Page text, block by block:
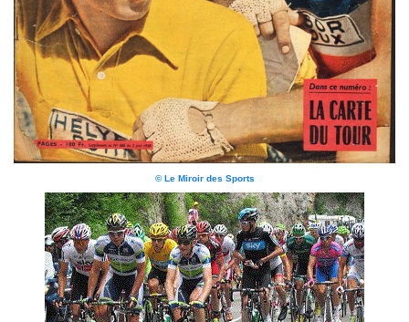
© Le Miroir des Sports